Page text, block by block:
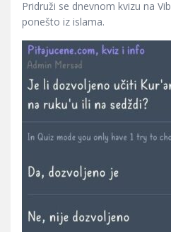
Pridruži se dnevnom kvizu na
ponešto iz islama.